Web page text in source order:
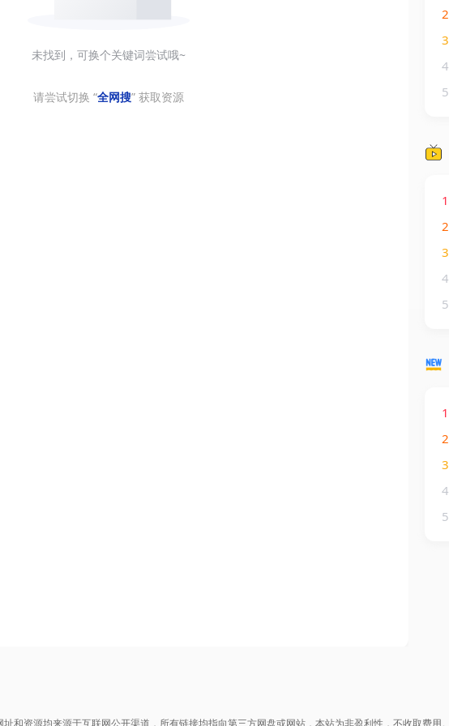
未找到，可换个关键词尝试哦~
请尝试切换 “全网搜” 获取资源
2
3
4
5
1
2
3
4
5
1
2
3
4
5
和资源均来源于互联网公开渠道，所有链接均指向第三方网盘或网站，本站为非盈利性，不收取费用。